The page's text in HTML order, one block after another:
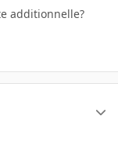
additionnelle?